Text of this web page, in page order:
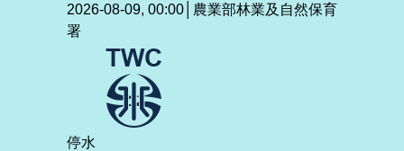
2026-08-09, 00:00│農業部林業及自然保育
署
停水